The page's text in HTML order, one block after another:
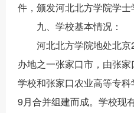
件，颁发河北北方学院学士
九、学校基本情况：
河北北方学院地处北
办地之一张家口市，由张
学校和张家口农业高等专
9月合并组建而成。学校现